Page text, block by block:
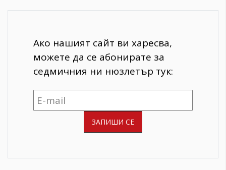
Ако нашият сайт ви харесва,
можете да се абонирате за
седмичния ни нюзлетър тук: